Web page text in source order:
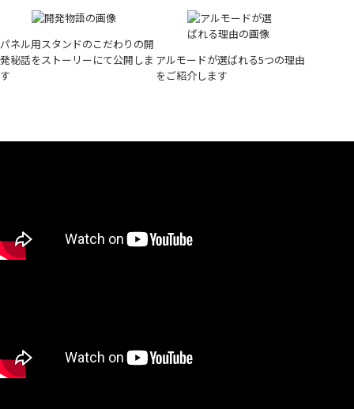
パネル用スタンドのこだわりの開
発秘話をストーリーにて公開しま
す
アルモードが選ばれる5つの理由
をご紹介します